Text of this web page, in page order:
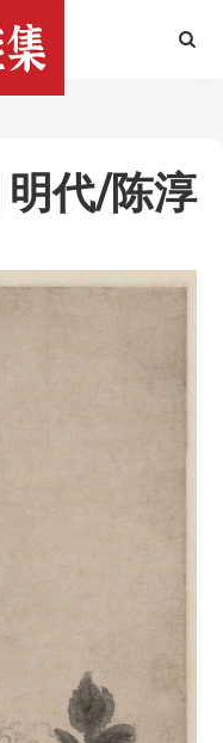
代/陈淳